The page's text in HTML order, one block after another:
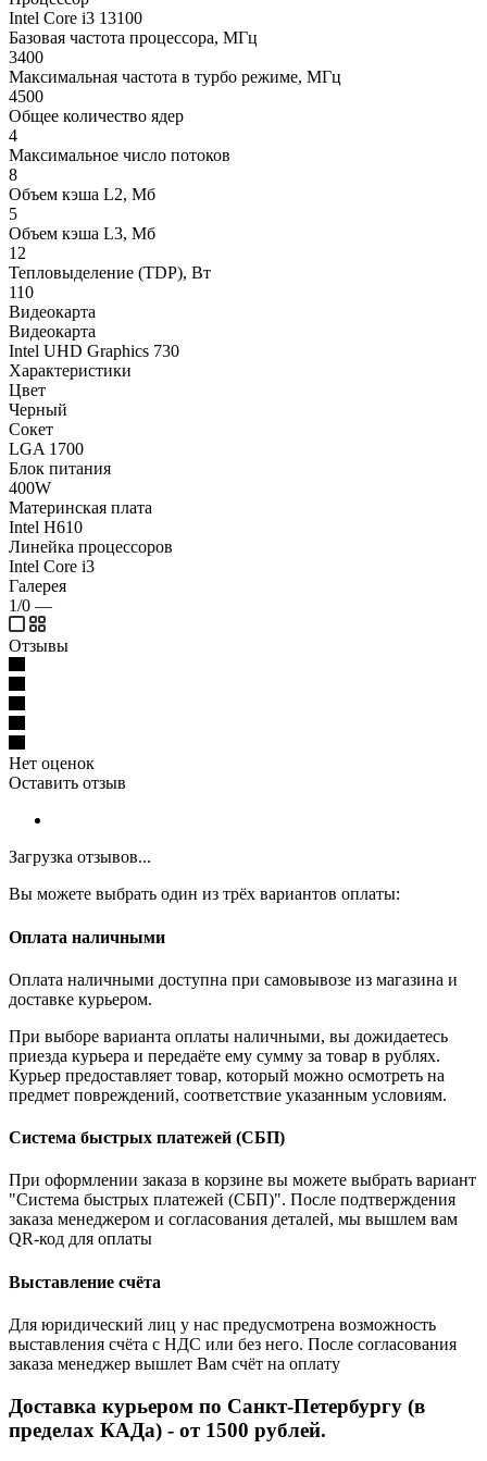
Intel Core i3 13100
Базовая частота процессора, МГц
3400
Максимальная частота в турбо режиме, МГц
4500
Общее количество ядер
4
Максимальное число потоков
8
Объем кэша L2, Мб
5
Объем кэша L3, Мб
12
Тепловыделение (TDP), Вт
110
Видеокарта
Видеокарта
Intel UHD Graphics 730
Характеристики
Цвет
Черный
Сокет
LGA 1700
Блок питания
400W
Материнская плата
Intel H610
Линейка процессоров
Intel Core i3
Галерея
1/0 —
Отзывы
Нет оценок
Оставить отзыв
Загрузка отзывов...
Вы можете выбрать один из трёх вариантов оплаты:
Оплата наличными
Оплата наличными доступна при самовывозе из магазина и
доставке курьером.
При выборе варианта оплаты наличными, вы дожидаетесь
приезда курьера и передаёте ему сумму за товар в рублях.
Курьер предоставляет товар, который можно осмотреть на
предмет повреждений, соответствие указанным условиям.
Система быстрых платежей (СБП)
При оформлении заказа в корзине вы можете выбрать вариант
"Система быстрых платежей (СБП)". После подтверждения
заказа менеджером и согласования деталей, мы вышлем вам
QR-код для оплаты
Выставление счёта
Для юридический лиц у нас предусмотрена возможность
выставления счёта с НДС или без него. После согласования
заказа менеджер вышлет Вам счёт на оплату
Доставка курьером по Санкт-Петербургу (в
пределах КАДа) - от 1500 рублей.